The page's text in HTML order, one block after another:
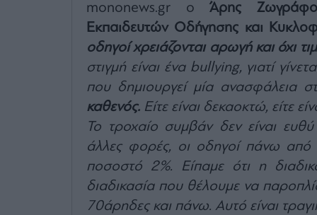
mononews.gr οΆρης
Εκπαιδευτών Οδήγησης και
οδηγοί χρειάζονται αρωγή και όχι
στιγμή είναι ένα bullying, γιατί
που δημιουργεί μία ανασφάλεια
καθενός. Είτε είναι δεκαοκτώ, είτε
Το τροχαίο συμβάν δεν είναι
άλλες φορές, οι οδηγοί πάνω
ποσοστό 2%. Είπαμε ότι η
διαδικασία που θέλουμε να
70άρηδες και πάνω. Αυτό είναι